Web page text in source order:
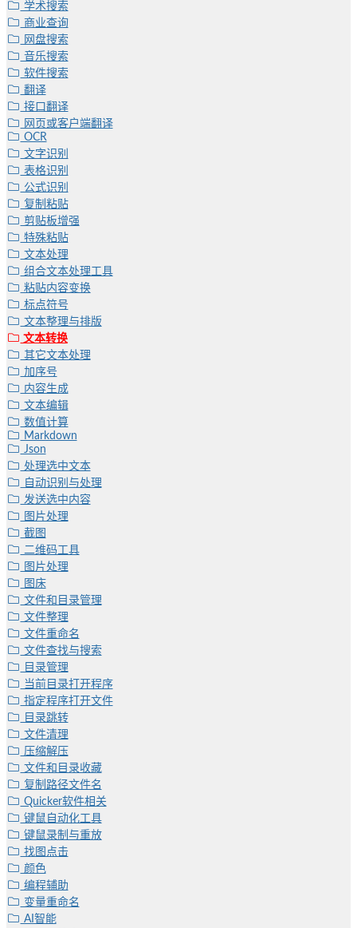
学术搜索
商业查询
网盘搜索
音乐搜索
软件搜索
翻译
接口翻译
网页或客户端翻译
OCR
文字识别
表格识别
公式识别
复制粘贴
剪贴板增强
特殊粘贴
文本处理
组合文本处理工具
粘贴内容变换
标点符号
文本整理与排版
文本转换
其它文本处理
加序号
内容生成
文本编辑
数值计算
Markdown
Json
处理选中文本
自动识别与处理
发送选中内容
图片处理
截图
二维码工具
图片处理
图床
文件和目录管理
文件整理
文件重命名
文件查找与搜索
目录管理
当前目录打开程序
指定程序打开文件
目录跳转
文件清理
压缩解压
文件和目录收藏
复制路径文件名
Quicker软件相关
键鼠自动化工具
键鼠录制与重放
找图点击
颜色
编程辅助
变量重命名
AI智能